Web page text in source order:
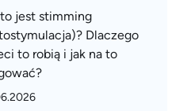
jest stimming
Dlaczego
to robią i jak na to